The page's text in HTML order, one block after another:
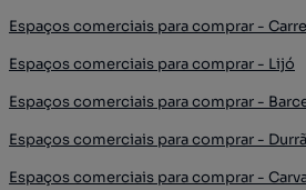
Espaços comerciais para comprar -
Espaços comerciais para comprar - Lijó
Espaços comerciais para comprar -
Espaços comerciais para comprar -
Espaços comerciais para comprar -